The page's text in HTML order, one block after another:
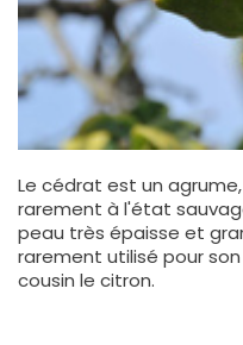
Le cédrat est un
rarement à l'état
peau très épaisse et
rarement utilisé pour
cousin le citron.